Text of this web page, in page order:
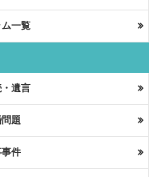
ム一覧
遺言
題
件